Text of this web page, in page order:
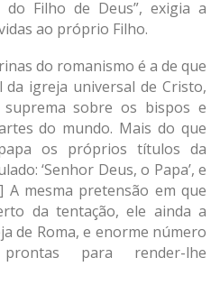
Filho de Deus”, exigia a
ao próprio Filho.
do romanismo é a de que
da igreja universal de Cristo,
sobre os bispos e
do mundo. Mais do que
os próprios títulos da
‘Senhor Deus, o Papa’, e
A mesma pretensão em que
da tentação, ele ainda a
de Roma, e enorme número
para render-lhe